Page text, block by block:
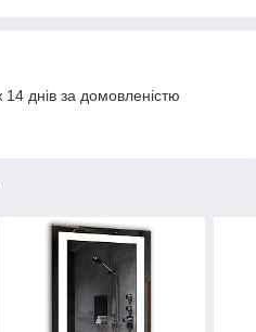
днів за домовленістю